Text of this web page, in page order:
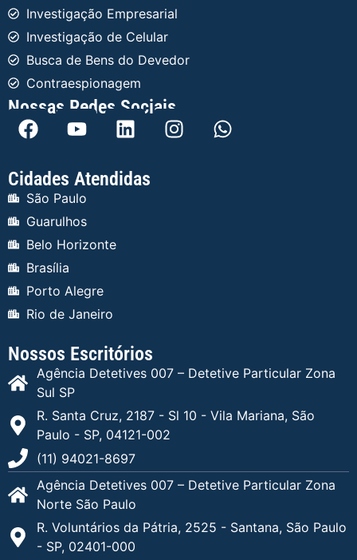
Investigação Empresarial
Investigação de Celular
Busca de Bens do Devedor
Contraespionagem
Nossas Redes Sociais
Cidades Atendidas
São Paulo
Guarulhos
Belo Horizonte
Brasília
Porto Alegre
Rio de Janeiro
Nossos Escritórios
Agência Detetives 007 – Detetive Particular Zona
Sul SP
R. Santa Cruz, 2187 - Sl 10 - Vila Mariana, São
Paulo - SP, 04121-002
(11) 94021-8697
Agência Detetives 007 – Detetive Particular Zona
Norte São Paulo
R. Voluntários da Pátria, 2525 - Santana, São Paulo
- SP, 02401-000